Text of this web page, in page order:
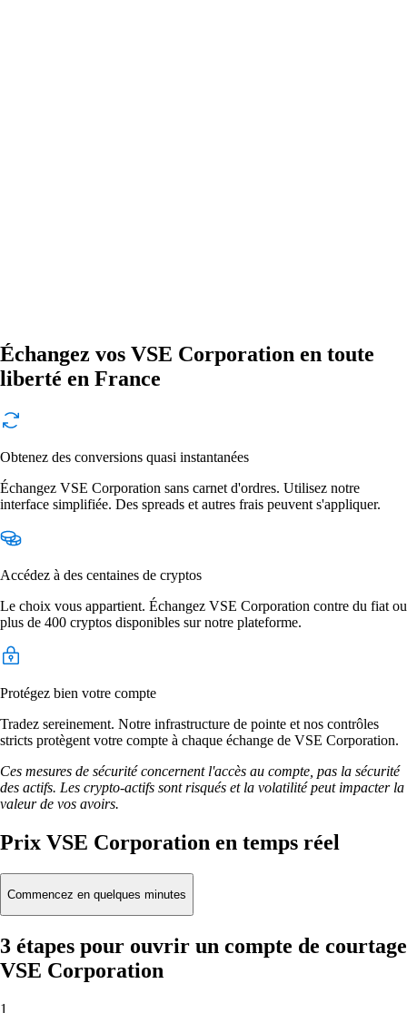
Échangez vos VSE Corporation en toute
liberté en France
Obtenez des conversions quasi instantanées
Échangez VSE Corporation sans carnet d'ordres. Utilisez notre
interface simplifiée. Des spreads et autres frais peuvent s'appliquer.
Accédez à des centaines de cryptos
Le choix vous appartient. Échangez VSE Corporation contre du fiat ou
plus de 400 cryptos disponibles sur notre plateforme.
Protégez bien votre compte
Tradez sereinement. Notre infrastructure de pointe et nos contrôles
stricts protègent votre compte à chaque échange de VSE Corporation.
Ces mesures de sécurité concernent l'accès au compte, pas la sécurité
des actifs. Les crypto-actifs sont risqués et la volatilité peut impacter la
valeur de vos avoirs.
Prix VSE Corporation en temps réel
Commencez en quelques minutes
3 étapes pour ouvrir un compte de courtage
VSE Corporation
1